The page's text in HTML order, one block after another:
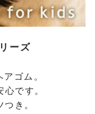
ーズ
ゴム。
です。
き。